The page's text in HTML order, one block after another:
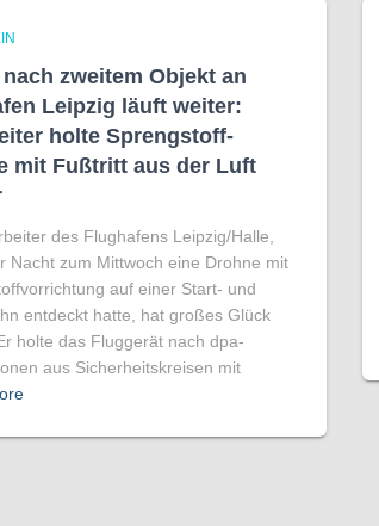
zweitem Objekt an
Leipzig läuft weiter:
holte Sprengstoff-
mit Fußtritt aus der Luft
des Flughafens Leipzig/Halle,
Nacht zum Mittwoch eine Drohne mit
auf einer Start- und
entdeckt hatte, hat großes Glück
holte das Fluggerät nach dpa-
aus Sicherheitskreisen mit